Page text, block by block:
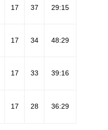
17 37 29:15
17 34 48:29
17 33 39:16
17 28 36:29